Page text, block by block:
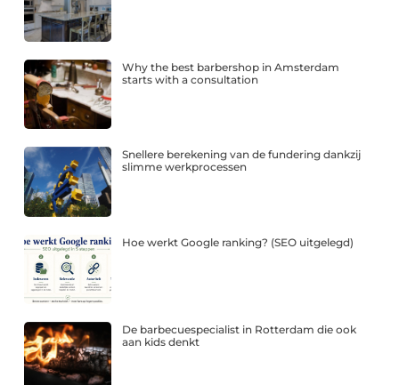
Why the best barbershop in Amsterdam
starts with a consultation
Snellere berekening van de fundering dankzij
slimme werkprocessen
Hoe werkt Google ranking? (SEO uitgelegd)
De barbecuespecialist in Rotterdam die ook
aan kids denkt